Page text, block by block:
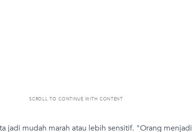
SCROLL TO CONTINUE WITH CONTENT
jadi mudah marah atau lebih sensitif. "Orang menjadi